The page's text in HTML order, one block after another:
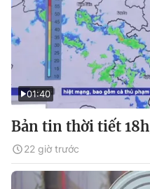
01:40
Bản tin thời tiết
22 giờ trước